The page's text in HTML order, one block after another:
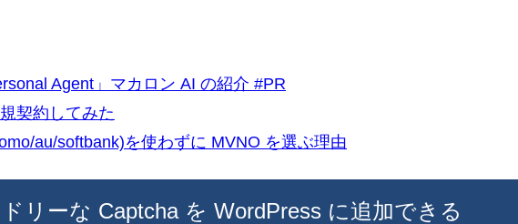
Agent」マカロン AI の紹介 #PR
契約してみた
au/softbank)を使わずに MVNO を選ぶ理由
リーな Captcha を WordPress に追加できる